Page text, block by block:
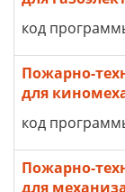
код
Пожарно-
для
код
Пожарно-
для